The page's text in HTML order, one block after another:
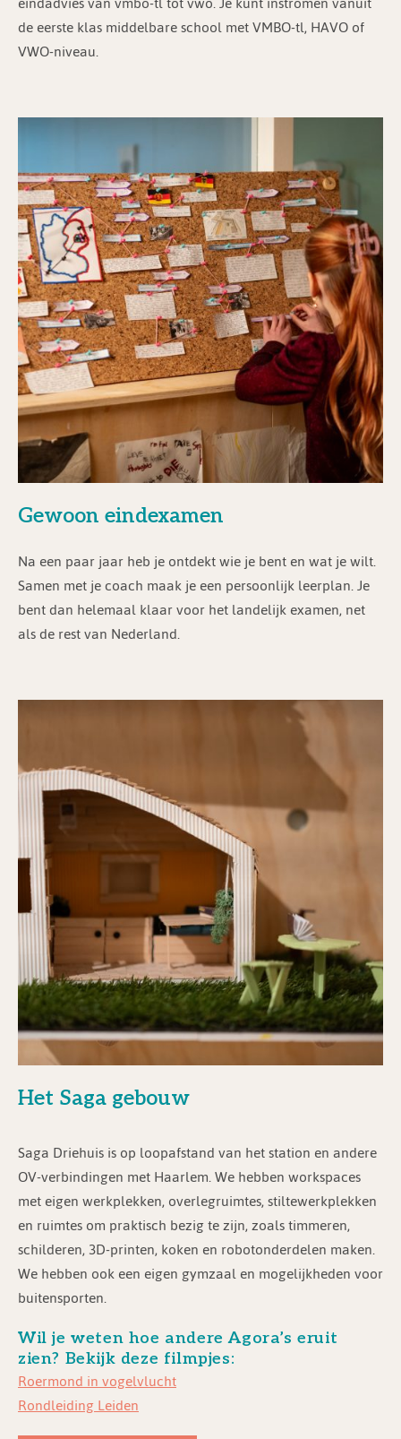
de eerste klas middelbare school met VMBO-tl, HAVO of
VWO-niveau.
Gewoon eindexamen
Na een paar jaar heb je ontdekt wie je bent en wat je wilt.
Samen met je coach maak je een persoonlijk leerplan. Je
bent dan helemaal klaar voor het landelijk examen, net
als de rest van Nederland.
Het Saga gebouw
Saga Driehuis is op loopafstand van het station en andere
OV-verbindingen met Haarlem. We hebben workspaces
met eigen werkplekken, overlegruimtes, stiltewerkplekken
en ruimtes om praktisch bezig te zijn, zoals timmeren,
schilderen, 3D-printen, koken en robotonderdelen maken.
We hebben ook een eigen gymzaal en mogelijkheden voor
buitensporten.
Wil je weten hoe andere Agora’s eruit
zien? Bekijk deze filmpjes:
Roermond in vogelvlucht
Rondleiding Leiden